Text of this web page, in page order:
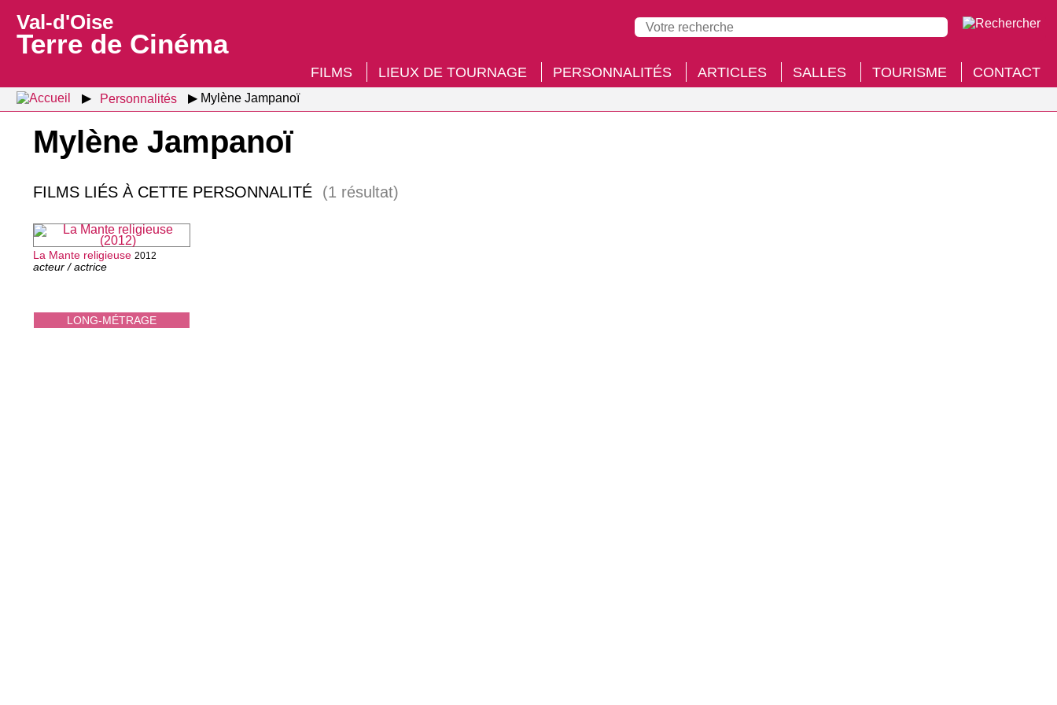
Val-d'Oise
Terre de Cinéma
FILMS LIEUX DE TOURNAGE PERSONNALITÉS ARTICLES SALLES TOURISME CONTACT
Personnalités Mylène Jampanoï
Mylène Jampanoï
FILMS LIÉS À CETTE PERSONNALITÉ (1 résultat)
LONG-MÉTRAGE
La Mante religieuse 2012
acteur / actrice